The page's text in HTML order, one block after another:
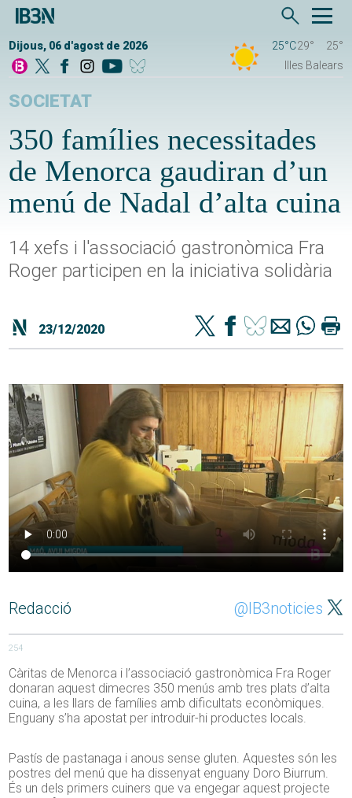
Dijous, 06 d'agost de 2026 25°C29°
25°
Illes Balears
SOCIETAT
350 famílies necessitades
de Menorca gaudiran d’un
menú de Nadal d’alta cuina
14 xefs i l'associació gastronòmica Fra
Roger participen en la iniciativa solidària
23/12/2020
Redacció @IB3noticies
254
Càritas de Menorca i l’associació gastronòmica Fra Roger
donaran aquest dimecres 350 menús amb tres plats d’alta
cuina, a les llars de famílies amb dificultats econòmiques.
Enguany s’ha apostat per introduir-hi productes locals.
Pastís de pastanaga i anous sense gluten. Aquestes són les
postres del menú que ha dissenyat enguany Doro Biurrum.
És un dels primers cuiners que va engegar aquest projecte